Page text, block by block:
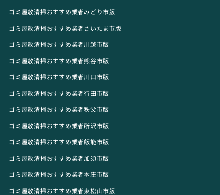
ゴミ屋敷清掃おすすめ業者みどり市版
ゴミ屋敷清掃おすすめ業者さいたま市版
ゴミ屋敷清掃おすすめ業者川越市版
ゴミ屋敷清掃おすすめ業者熊谷市版
ゴミ屋敷清掃おすすめ業者川口市版
ゴミ屋敷清掃おすすめ業者行田市版
ゴミ屋敷清掃おすすめ業者秩父市版
ゴミ屋敷清掃おすすめ業者所沢市版
ゴミ屋敷清掃おすすめ業者飯能市版
ゴミ屋敷清掃おすすめ業者加須市版
ゴミ屋敷清掃おすすめ業者本庄市版
ゴミ屋敷清掃おすすめ業者東松山市版